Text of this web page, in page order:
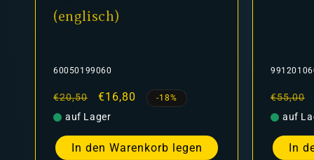
(englisch)
60050199060
Normaler
Preis
€20,50 Verkaufspreis
€16,80 -18%
auf Lager
In den Warenkorb legen
Preis
€55,00
auf
In